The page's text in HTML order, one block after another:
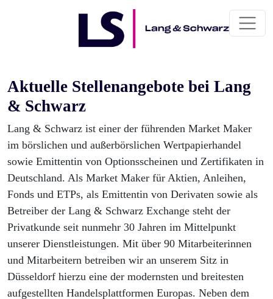
Aktuelle Stellenangebote bei Lang
& Schwarz
Lang & Schwarz ist einer der führenden Market Maker
im börslichen und außerbörslichen Wertpapierhandel
sowie Emittentin von Optionsscheinen und Zertifikaten in
Deutschland. Als Market Maker für Aktien, Anleihen,
Fonds und ETPs, als Emittentin von Derivaten sowie als
Betreiber der Lang & Schwarz Exchange steht der
Privatkunde seit nunmehr 30 Jahren im Mittelpunkt
unserer Dienstleistungen. Mit über 90 Mitarbeiterinnen
und Mitarbeitern betreiben wir an unserem Sitz in
Düsseldorf hierzu eine der modernsten und breitesten
aufgestellten Handelsplattformen Europas. Neben dem